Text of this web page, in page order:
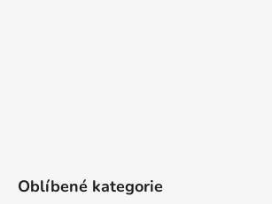
Oblíbené kategorie